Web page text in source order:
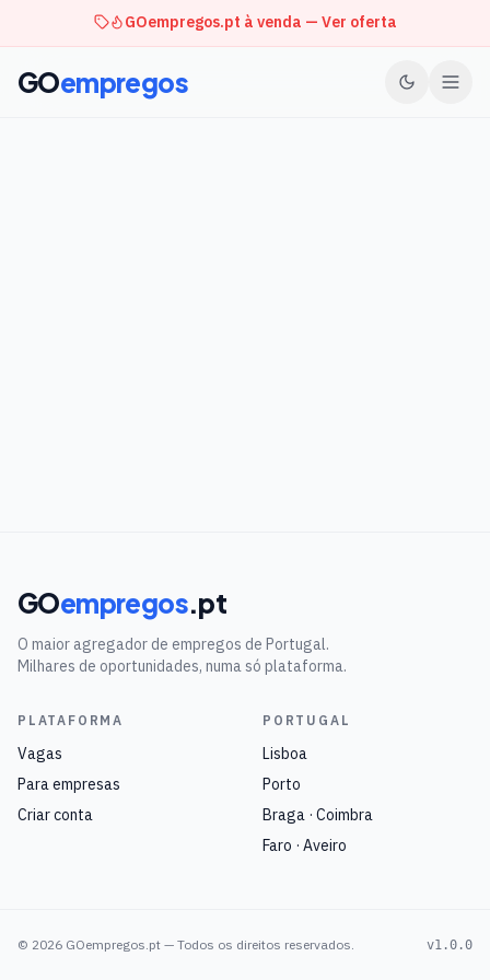
GOempregos.pt à venda — Ver oferta
GOempregos
GOempregos.pt
O maior agregador de empregos de Portugal.
Milhares de oportunidades, numa só plataforma.
PLATAFORMA
Vagas
Para empresas
Criar conta
PORTUGAL
Lisboa
Porto
Braga · Coimbra
Faro · Aveiro
© 2026 GOempregos.pt — Todos os direitos reservados. v1.0.0